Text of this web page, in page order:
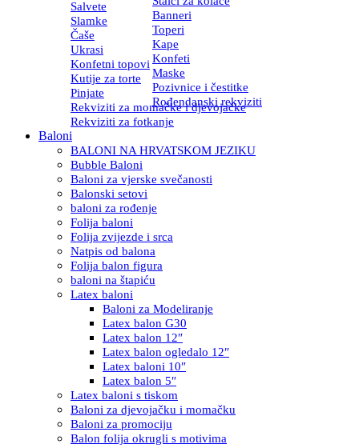
Salvete
Slamke
Banneri
Čaše
Toperi
Ukrasi
Kape
Konfetni topovi Konfeti
Kutije za torte
Maske
Pinjate
Pozivnice i čestitke
Rekviziti za momačke i djevojačke
Rođendanski rekviziti
Rekviziti za fotkanje
Baloni
BALONI NA HRVATSKOM JEZIKU
Bubble Baloni
Baloni za vjerske svečanosti
Balonski setovi
baloni za rođenje
Folija baloni
Folija zvijezde i srca
Natpis od balona
Folija balon figura
baloni na štapiću
Latex baloni
Baloni za Modeliranje
Latex balon G30
Latex balon 12″
Latex balon ogledalo 12″
Latex baloni 10″
Latex balon 5″
Latex baloni s tiskom
Baloni za djevojačku i momačku
Baloni za promociju
Balon folija okrugli s motivima